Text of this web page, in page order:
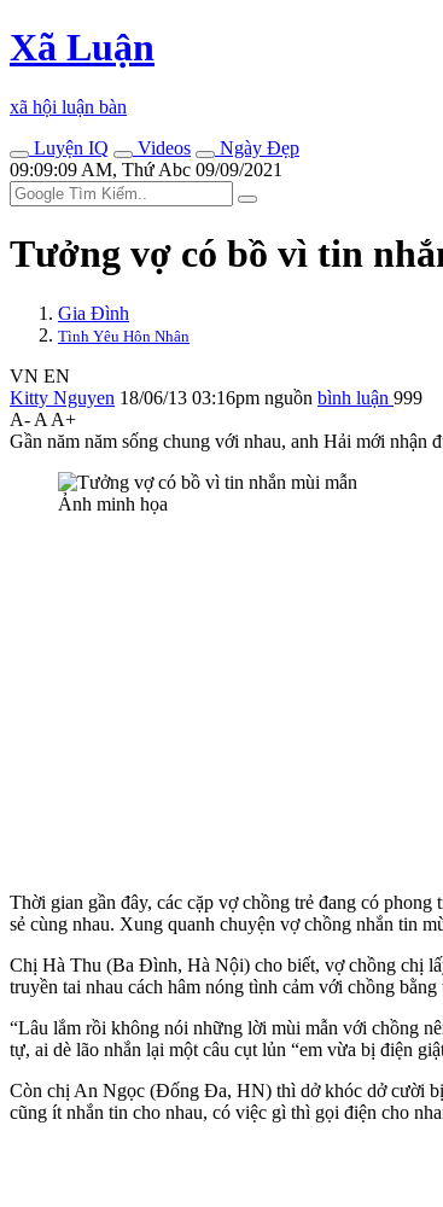
Xã Luận
xã hội luận bàn
Luyện IQ
Videos
Ngày Đẹp
09:09:09 AM, Thứ Abc 09/09/2021
Tưởng vợ có bồ vì tin
Gia Đình
Tình Yêu Hôn Nhân
VN EN
Kitty Nguyen 18/06/13 03:16pm nguồn bình luận 999
A- A A+
Gần năm năm sống chung với nhau, anh Hải mới nhận
Ảnh minh họa
Thời gian gần đây, các cặp vợ chồng trẻ đang có
sẻ cùng nhau. Xung quanh chuyện vợ chồng nhắn tin
Chị Hà Thu (Ba Đình, Hà Nội) cho biết, vợ chồng chị
truyền tai nhau cách hâm nóng tình cảm với chồng
“Lâu lắm rồi không nói những lời mùi mẫn với chồng
tự, ai dè lão nhắn lại một câu cụt lủn “em vừa bị điện
Còn chị An Ngọc (Đống Đa, HN) thì dở khóc dở cười
cũng ít nhắn tin cho nhau, có việc gì thì gọi điện cho